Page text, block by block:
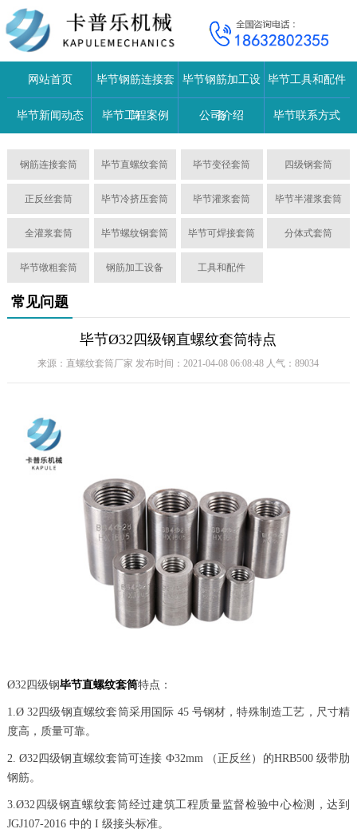
网站首页 毕节钢筋连接套
筒
毕节钢筋加工设
备
毕节工具和配件
毕节新闻动态 毕节工程案例 公司介绍 毕节联系方式
钢筋连接套筒 毕节直螺纹套筒 毕节变径套筒 四级钢套筒
正反丝套筒 毕节冷挤压套筒 毕节灌浆套筒 毕节半灌浆套筒
全灌浆套筒 毕节螺纹钢套筒 毕节可焊接套筒 分体式套筒
毕节镦粗套筒 钢筋加工设备 工具和配件
常见问题
毕节Ø32四级钢直螺纹套筒特点
来源：直螺纹套筒厂家 发布时间：2021-04-08 06:08:48 人气：89034
Ø32四级钢毕节直螺纹套筒特点：
1.Ø 32四级钢直螺纹套筒采用国际 45 号钢材，特殊制造工艺，尺寸精
度高，质量可靠。
2. Ø32四级钢直螺纹套筒可连接 Ф32mm （正反丝）的HRB500 级带肋
钢筋。
3.Ø32四级钢直螺纹套筒经过建筑工程质量监督检验中心检测，达到
JGJ107-2016 中的 I 级接头标准。